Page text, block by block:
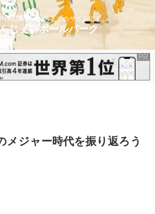
球記事メインのまとめサイトです。
じぇいボールパーク
メジャー時代を振り返ろう